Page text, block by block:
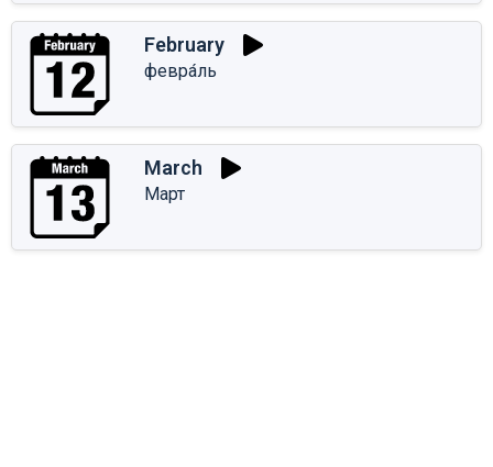
February
февра́ль
March
Март